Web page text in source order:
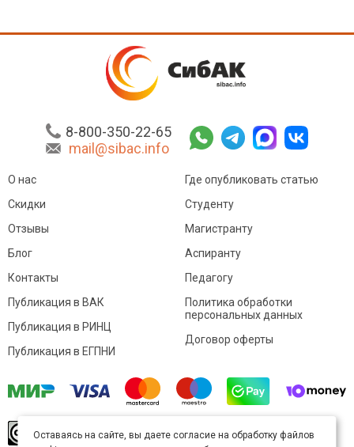
8-800-350-22-65
mail@sibac.info
О нас
Скидки
Отзывы
Блог
Контакты
Где опубликовать статью
Студенту
Магистранту
Аспиранту
Педагогу
Публикация в ВАК
Публикация в РИНЦ
Публикация в ЕГПНИ
Политика обработки
персональных данных
Договор оферты
произведение доступно полицензии Creative
Оставаясь на сайте, вы даете согласие на обработку файлов